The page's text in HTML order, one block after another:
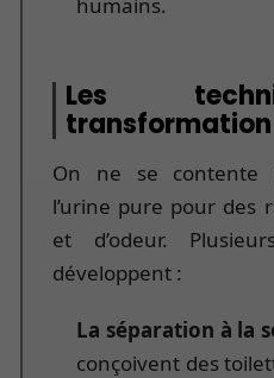
Les
On ne se contente
l’urine pure pour des
et d’odeur.
développent :
La séparation à la
conçoivent des